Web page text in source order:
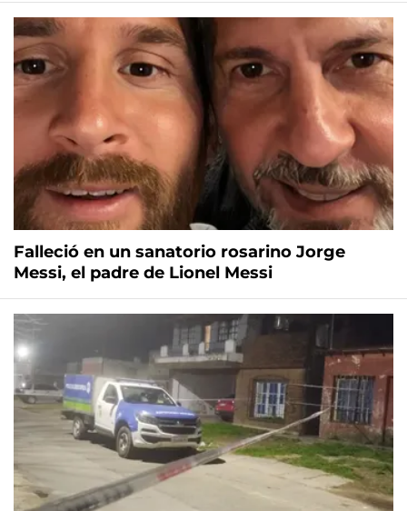
Falleció en un sanatorio rosarino Jorge
Messi, el padre de Lionel Messi